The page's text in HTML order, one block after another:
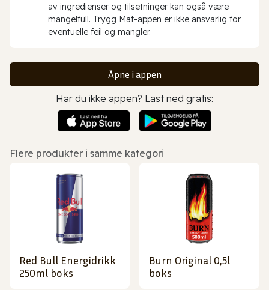
av ingredienser og tilsetninger kan også være
mangelfull. Trygg Mat-appen er ikke ansvarlig for
eventuelle feil og mangler.
Åpne i appen
Har du ikke appen? Last ned gratis:
Flere produkter i samme kategori
Red Bull Energidrikk
250ml boks
Burn Original 0,5l
boks